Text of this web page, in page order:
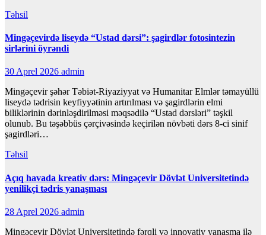
Təhsil
Mingəçevirdə liseydə “Ustad dərsi”: şagirdlər fotosintezin
sirlərini öyrəndi
30 Aprel 2026 admin
Mingəçevir şəhər Təbiət-Riyaziyyat və Humanitar Elmlər təmayüllü
liseydə tədrisin keyfiyyətinin artırılması və şagirdlərin elmi
biliklərinin dərinləşdirilməsi məqsədilə “Ustad dərsləri” təşkil
olunub. Bu təşəbbüs çərçivəsində keçirilən növbəti dərs 8-ci sinif
şagirdləri…
Təhsil
Açıq havada kreativ dərs: Mingəçevir Dövlət Universitetində
yenilikçi tədris yanaşması
28 Aprel 2026 admin
Mingəçevir Dövlət Universitetində fərqli və innovativ yanaşma ilə